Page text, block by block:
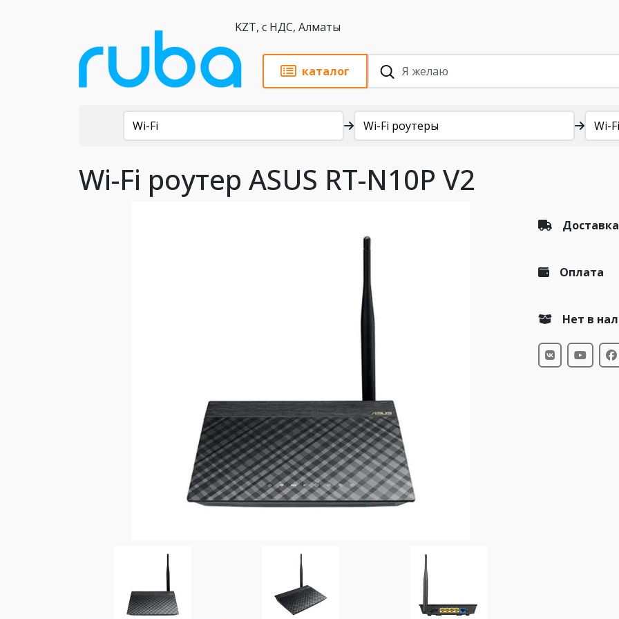
KZT, с НДС, Алматы
каталог
Каталог
Wi-Fi Wi-Fi роутеры Wi-
Wi-Fi роутер ASUS RT-N10P V2
Доставка
Оплата
Нет в